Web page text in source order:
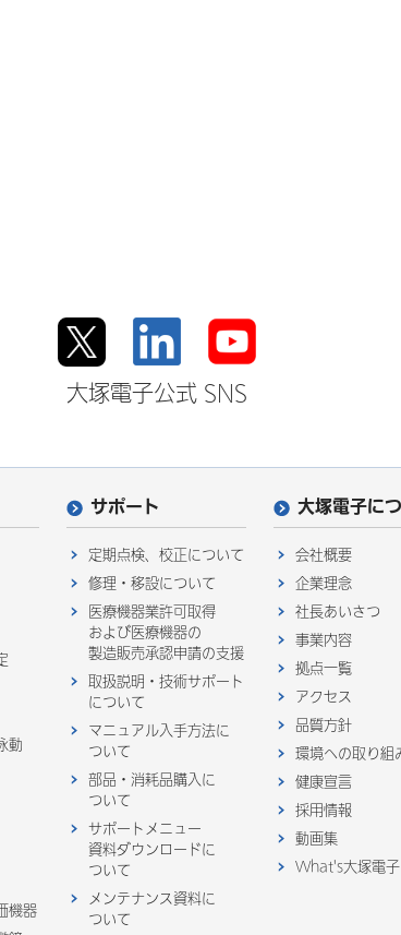
大塚電子公式 SNS
動
機器
サポート
定期点検、校正について
修理・移設について
医療機器業許可取得
および医療機器の
製造販売承認申請の支援
取扱説明・技術サポート
について
マニュアル入手方法に
ついて
部品・消耗品購入に
ついて
サポートメニュー
資料ダウンロードに
ついて
メンテナンス資料に
ついて
大塚電子に
会社概要
企業理念
社長あいさつ
事業内容
拠点一覧
アクセス
品質方針
環境への取り組
健康宣言
採用情報
動画集
What's大塚電子